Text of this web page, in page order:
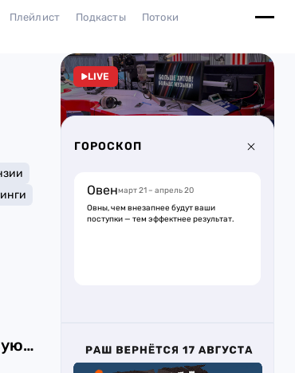
Плейлист Подкасты Потоки
LIVE
ГОРОСКОП
Овенмарт 21 – апрель 20
Овны, чем внезапнее будут ваши
поступки — тем эффектнее результат.